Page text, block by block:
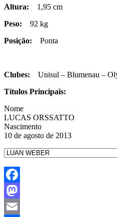
Altura: 1,95 cm
Peso: 92 kg
Posição: Ponta
Clubes: Unisul – Blumenau –
Títulos Principais:
Nome
LUCAS ORSSATTO
Nascimento
10 de agosto de 2013
Facebook
Mastodon